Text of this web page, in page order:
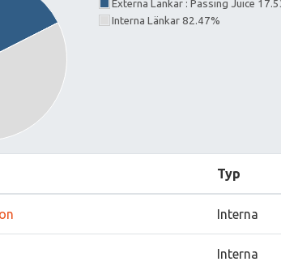
Externa Länkar : Passing Juice
Interna Länkar 82.47%
Typ
Interna
Interna